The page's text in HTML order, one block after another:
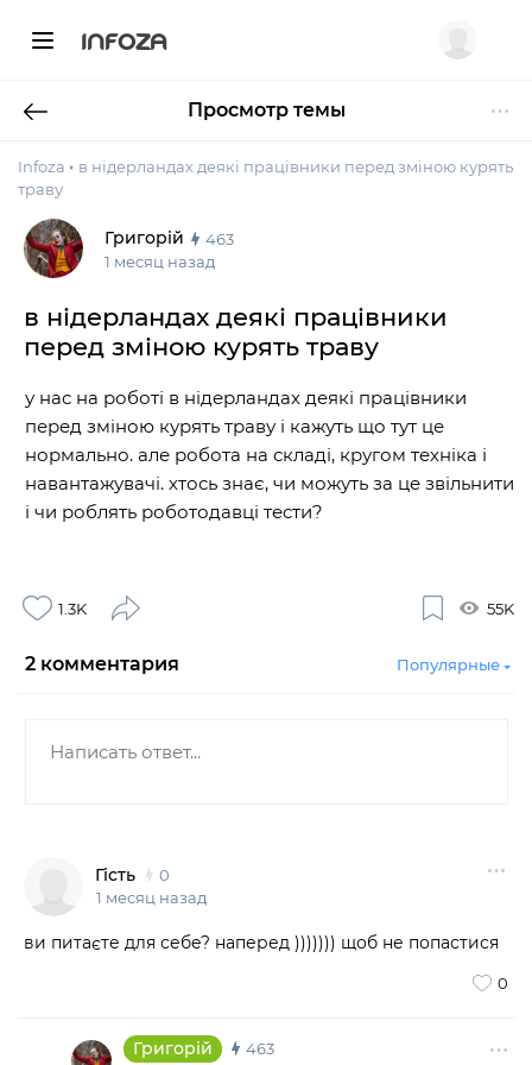
INFOZA
Просмотр темы
Infoza
в нідерландах деякі працівники перед зміною курять
траву
Григорій
463
1 месяц назад
в нідерландах деякі працівники
перед зміною курять траву
у нас на роботі в нідерландах деякі працівники
перед зміною курять траву і кажуть що тут це
нормально. але робота на складі, кругом техніка і
навантажувачі. хтось знає, чи можуть за це звільнити
і чи роблять роботодавці тести?
1.3K 55K
2 комментария Популярные
Гість
0
1 месяц назад
ви питаєте для себе? наперед ))))))) щоб не попастися
0
Григорій
463